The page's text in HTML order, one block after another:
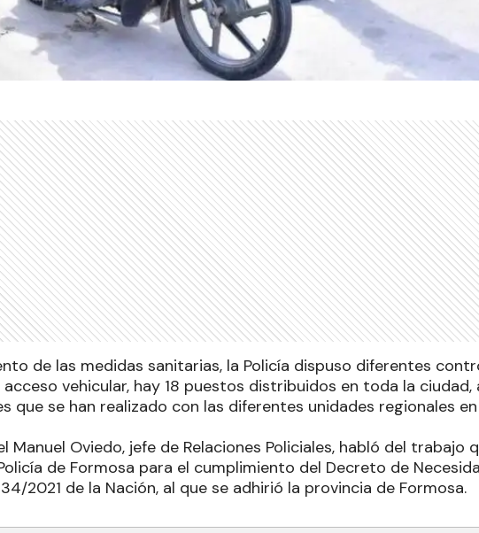
de las medidas sanitarias, la Policía dispuso diferentes
vehicular, hay 18 puestos distribuidos en toda la ciudad,
que se han realizado con las diferentes unidades regionales
Manuel Oviedo, jefe de Relaciones Policiales, habló del trabajo
de Formosa para el cumplimiento del Decreto de
2021 de la Nación, al que se adhirió la provincia de Formosa.